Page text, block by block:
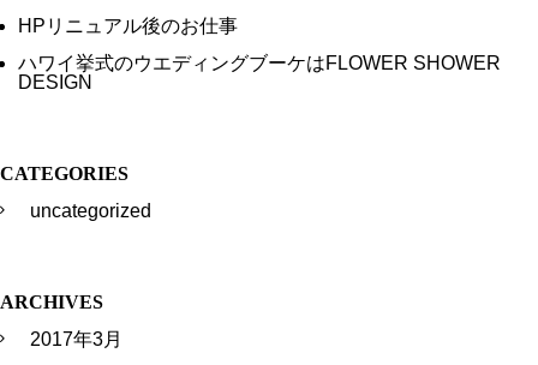
HPリニュアル後のお仕事
ハワイ挙式のウエディングブーケはFLOWER SHOWER
DESIGN
CATEGORIES
uncategorized
ARCHIVES
2017年3月